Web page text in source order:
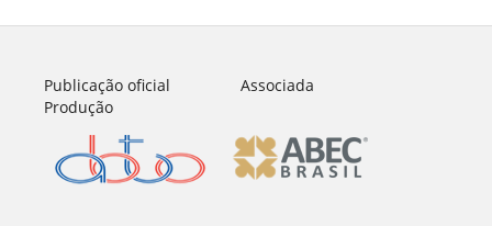
Publicação oficial Associada
Produção